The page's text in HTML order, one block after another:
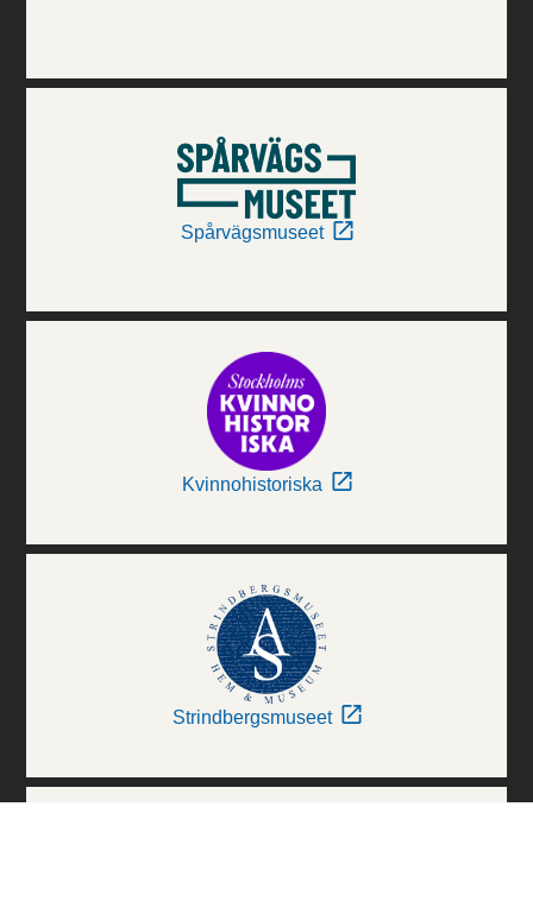
Spårvägsmuseet
Kvinnohistoriska
Strindbergsmuseet